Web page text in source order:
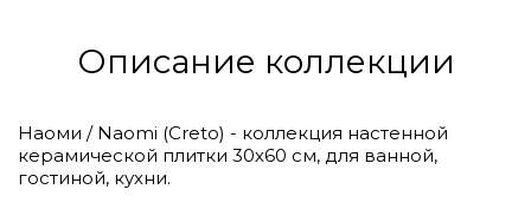
Описание коллекции
Наоми / Naomi (Creto) - коллекция настенной
керамической плитки 30х60 см, для ванной,
гостиной, кухни.